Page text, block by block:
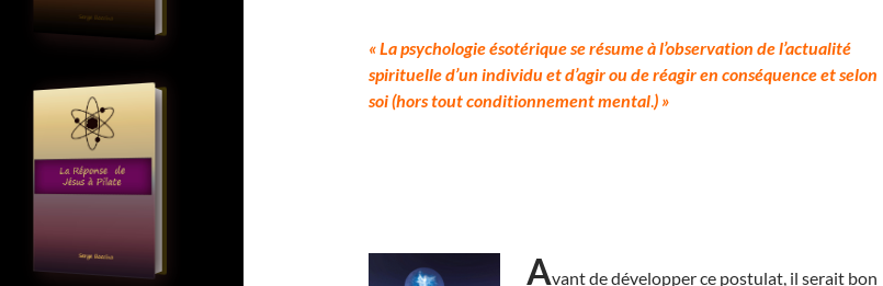
« La psychologie ésotérique se résume à l’observation de l’actualité
spirituelle d’un individu et d’agir ou de réagir en conséquence et selon
soi (hors tout conditionnement mental.) »
Avant de développer ce postulat, il serait bon